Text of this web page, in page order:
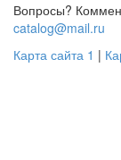
Вопросы?
catalog@mail.ru
Карта сайта 1 |